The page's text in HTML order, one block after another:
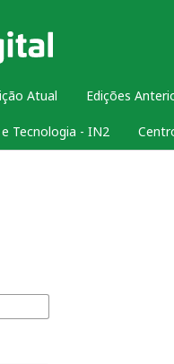
Atual Edições
Tecnologia - IN2